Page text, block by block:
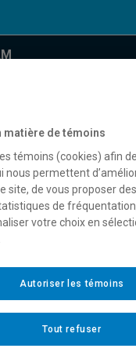
cours
2026
2027
matière de témoins
témoins (cookies) afin
nous permettent
site, de vous proposer
de
votre choix en
Tout refuser
Autoriser les témoins